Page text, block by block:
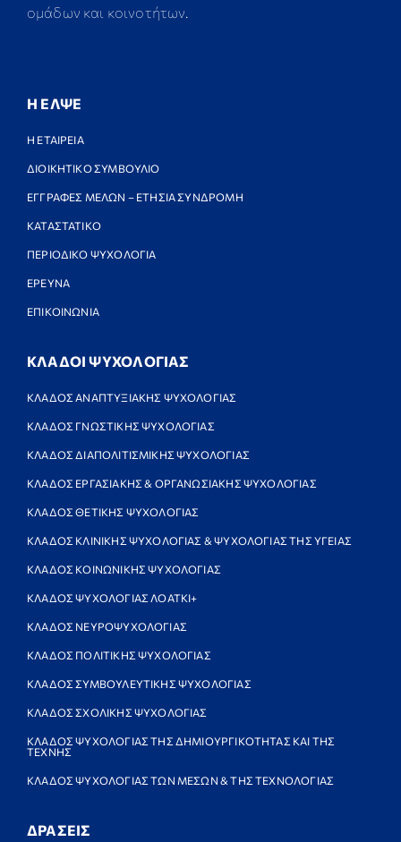
ομάδων και κοινοτήτων.
Η ΕΛΨΕ
Η ΕΤΑΙΡΕΙΑ
ΔΙΟΙΚΗΤΙΚΟ ΣΥΜΒΟΥΛΙΟ
ΕΓΓΡΑΦΕΣ ΜΕΛΩΝ – ΕΤΗΣΙΑ ΣΥΝΔΡΟΜΗ
ΚΑΤΑΣΤΑΤΙΚΟ
ΠΕΡΙΟΔΙΚΟ ΨΥΧΟΛΟΓΙΑ
ΕΡΕΥΝΑ
ΕΠΙΚΟΙΝΩΝΙΑ
ΚΛΑΔΟΙ ΨΥΧΟΛΟΓΙΑΣ
ΚΛΑΔΟΣ ΑΝΑΠΤΥΞΙΑΚΗΣ ΨΥΧΟΛΟΓΙΑΣ
ΚΛΑΔΟΣ ΓΝΩΣΤΙΚΗΣ ΨΥΧΟΛΟΓΙΑΣ
ΚΛΑΔΟΣ ΔΙΑΠΟΛΙΤΙΣΜΙΚΗΣ ΨΥΧΟΛΟΓΙΑΣ
ΚΛΑΔΟΣ ΕΡΓΑΣΙΑΚΗΣ & ΟΡΓΑΝΩΣΙΑΚΗΣ ΨΥΧΟΛΟΓΙΑΣ
ΚΛΑΔΟΣ ΘΕΤΙΚΗΣ ΨΥΧΟΛΟΓΙΑΣ
ΚΛΑΔΟΣ ΚΛΙΝΙΚΗΣ ΨΥΧΟΛΟΓΙΑΣ & ΨΥΧΟΛΟΓΙΑΣ ΤΗΣ ΥΓΕΙΑΣ
ΚΛΑΔΟΣ ΚΟΙΝΩΝΙΚΗΣ ΨΥΧΟΛΟΓΙΑΣ
ΚΛΑΔΟΣ ΨΥΧΟΛΟΓΙΑΣ ΛΟΑΤΚΙ+
ΚΛΑΔΟΣ ΝΕΥΡΟΨΥΧΟΛΟΓΙΑΣ
ΚΛΑΔΟΣ ΠΟΛΙΤΙΚΗΣ ΨΥΧΟΛΟΓΙΑΣ
ΚΛΑΔΟΣ ΣΥΜΒΟΥΛΕΥΤΙΚΗΣ ΨΥΧΟΛΟΓΙΑΣ
ΚΛΑΔΟΣ ΣΧΟΛΙΚΗΣ ΨΥΧΟΛΟΓΙΑΣ
ΚΛΑΔΟΣ ΨΥΧΟΛΟΓΙΑΣ ΤΗΣ ΔΗΜΙΟΥΡΓΙΚΟΤΗΤΑΣ ΚΑΙ ΤΗΣ
ΤΕΧΝΗΣ
ΚΛΑΔΟΣ ΨΥΧΟΛΟΓΙΑΣ ΤΩΝ ΜΕΣΩΝ & ΤΗΣ ΤΕΧΝΟΛΟΓΙΑΣ
ΔΡΑΣΕΙΣ